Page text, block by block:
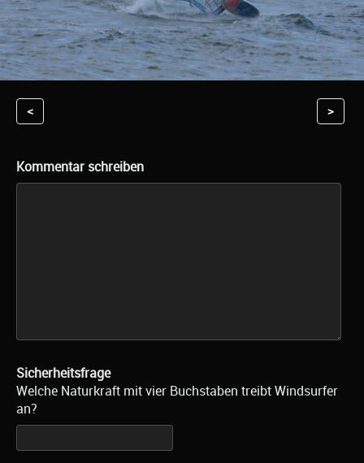
< >
Kommentar schreiben
Sicherheitsfrage
Welche Naturkraft mit vier Buchstaben treibt Windsurfer
an?